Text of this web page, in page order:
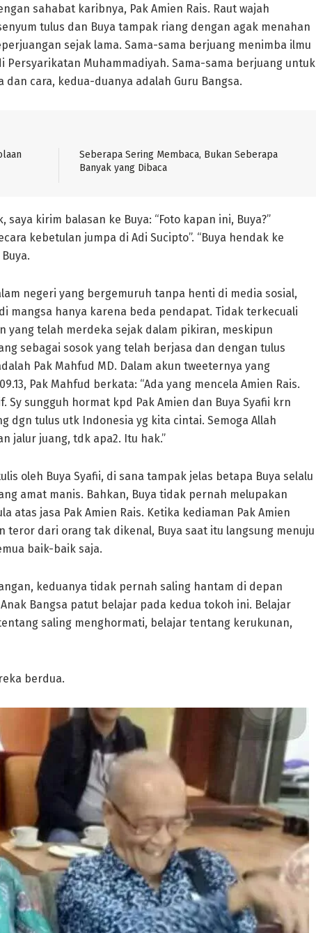
sahabat karibnya, Pak Amien Rais. Raut wajah
tulus dan Buya tampak riang dengan agak menahan
sejak lama. Sama-sama berjuang menimba ilmu
Persyarikatan Muhammadiyah. Sama-sama berjuang untuk
cara, kedua-duanya adalah Guru Bangsa.
Seberapa Sering Membaca, Bukan Seberapa
Banyak yang Dibaca
kirim balasan ke Buya: “Foto kapan ini, Buya?”
kebetulan jumpa di Adi Sucipto”. “Buya hendak ke
negeri yang bergemuruh tanpa henti di media sosial,
mangsa hanya karena beda pendapat. Tidak terkecuali
yang telah merdeka sejak dalam pikiran, meskipun
sebagai sosok yang telah berjasa dan dengan tulus
Pak Mahfud MD. Dalam akun tweeternya yang
Pak Mahfud berkata: “Ada yang mencela Amien Rais.
Sy sungguh hormat kpd Pak Amien dan Buya Syafii krn
dgn tulus utk Indonesia yg kita cintai. Semoga Allah
jalur juang, tdk apa2. Itu hak.”
oleh Buya Syafii, di sana tampak jelas betapa Buya selalu
amat manis. Bahkan, Buya tidak pernah melupakan
atas jasa Pak Amien Rais. Ketika kediaman Pak Amien
teror dari orang tak dikenal, Buya saat itu langsung menuju
baik-baik saja.
keduanya tidak pernah saling hantam di depan
Bangsa patut belajar pada kedua tokoh ini. Belajar
saling menghormati, belajar tentang kerukunan,
berdua.